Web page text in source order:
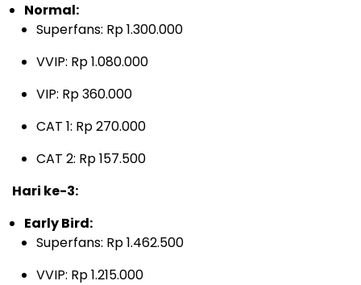
Normal:
Superfans: Rp 1.300.000
VVIP: Rp 1.080.000
VIP: Rp 360.000
CAT 1: Rp 270.000
CAT 2: Rp 157.500
Hari ke-3:
Early Bird:
Superfans: Rp 1.462.500
VVIP: Rp 1.215.000